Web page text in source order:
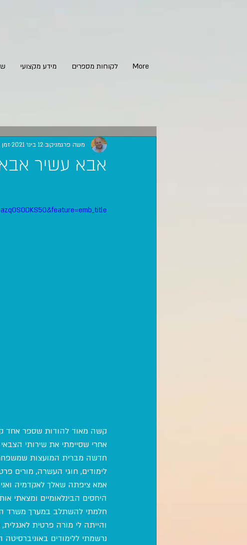
מידע מקצועי לקוחות מספרים More
אבא עשיר
משה פרגמניקוב 12 בינו׳ 2021 זמן
קשה מאוד להודות שספר אחד
חדשה מברית המועצות
לימודים, חוגי העשרה, מורים
אמא ציפתה שאלך לאקדמיה ואני
היחסים הבינלאומיים ומצאתי
חלמתי להשתלב במערך משרד
והייתה לי מורה פרטית לאנגלית, כל שבוע
נרשמתי ללימודים באוניברסיטה